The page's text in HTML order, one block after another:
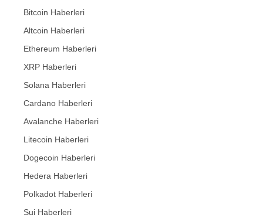
Bitcoin Haberleri
Altcoin Haberleri
Ethereum Haberleri
XRP Haberleri
Solana Haberleri
Cardano Haberleri
Avalanche Haberleri
Litecoin Haberleri
Dogecoin Haberleri
Hedera Haberleri
Polkadot Haberleri
Sui Haberleri